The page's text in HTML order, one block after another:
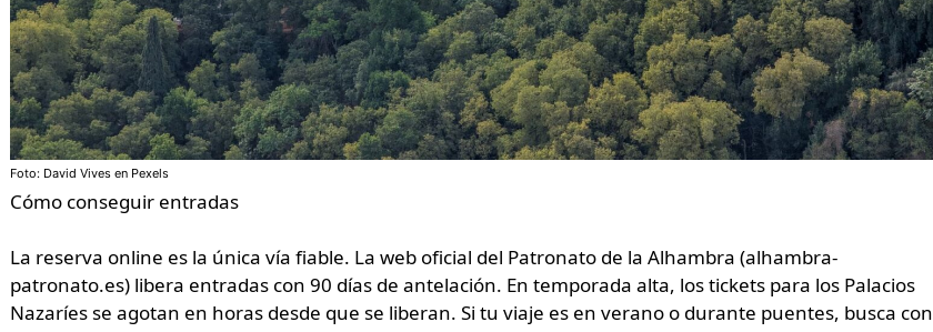
Foto: David Vives en Pexels
Cómo conseguir entradas
La reserva online es la única vía fiable. La web oficial del Patronato de la Alhambra (alhambra-
patronato.es) libera entradas con 90 días de antelación. En temporada alta, los tickets para los Palacios
Nazaríes se agotan en horas desde que se liberan. Si tu viaje es en verano o durante puentes, busca con